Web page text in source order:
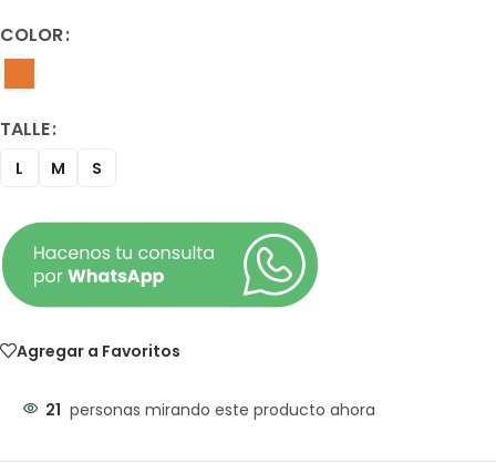
COLOR
TALLE
L M S
Agregar a Favoritos
21 personas mirando este producto ahora